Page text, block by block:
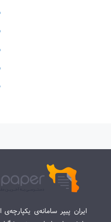
ایران پیپر سامانه‌ی